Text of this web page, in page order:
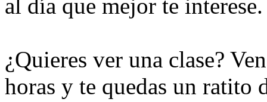
al día que mejor te interese.
¿Quieres ver una clase?
horas y te quedas un ratito